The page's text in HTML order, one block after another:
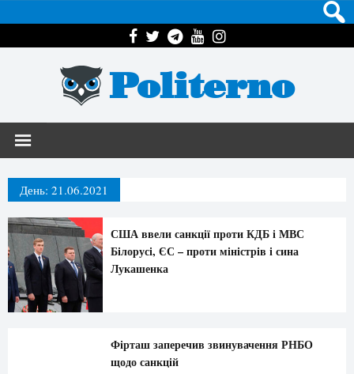
Politerno
День: 21.06.2021
США ввели санкції проти КДБ і МВС
Білорусі, ЄС – проти міністрів і сина
Лукашенка
Фірташ заперечив звинувачення РНБО
щодо санкцій